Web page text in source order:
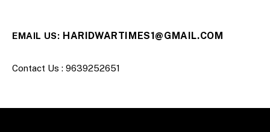
EMAIL US: HARIDWARTIMES1@GMAIL.COM
Contact Us : 9639252651